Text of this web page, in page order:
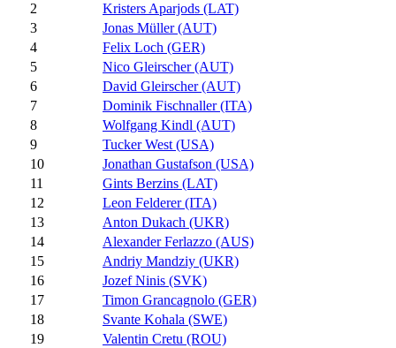
2
Kristers Aparjods (LAT)
3
Jonas Müller (AUT)
4
Felix Loch (GER)
5
Nico Gleirscher (AUT)
6
David Gleirscher (AUT)
7
Dominik Fischnaller (ITA)
8
Wolfgang Kindl (AUT)
9
Tucker West (USA)
10
Jonathan Gustafson (USA)
11
Gints Berzins (LAT)
12
Leon Felderer (ITA)
13
Anton Dukach (UKR)
14
Alexander Ferlazzo (AUS)
15
Andriy Mandziy (UKR)
16
Jozef Ninis (SVK)
17
Timon Grancagnolo (GER)
18
Svante Kohala (SWE)
19
Valentin Cretu (ROU)